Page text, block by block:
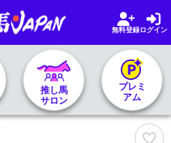
🏇 推し馬サロンTOP
レース一覧
無料登録ログイン
推し馬
サロン
プレミ
アム